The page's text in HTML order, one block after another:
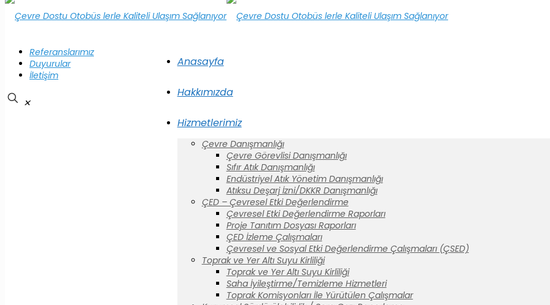
Anasayfa
Hakkımızda
Hizmetlerimiz
Çevre Danışmanlığı
Çevre Görevlisi Danışmanlığı
Sıfır Atık Danışmanlığı
Endüstriyel Atık Yönetim Danışmanlığı
Atıksu Deşarj İzni/DKKR Danışmanlığı
ÇED – Çevresel Etki Değerlendirme
Çevresel Etki Değerlendirme Raporları
Proje Tanıtım Dosyası Raporları
ÇED İzleme Çalışmaları
Çevresel ve Sosyal Etki Değerlendirme Çalışmaları (ÇSED)
Toprak ve Yer Altı Suyu Kirliliği
Toprak ve Yer Altı Suyu Kirliliği
Saha İyileştirme/Temizleme Hizmetleri
Toprak Komisyonları İle Yürütülen Çalışmalar
Referanslarımız
Duyurular
İletişim
✕